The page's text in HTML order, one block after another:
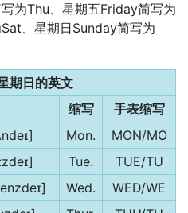
为Thu、星期五Friday简写为
、星期日Sunday简写为
期日的英文
缩写
手表缩写
Mon.
MON/MO
Tue.
TUE/TU
Wed.
WED/WE